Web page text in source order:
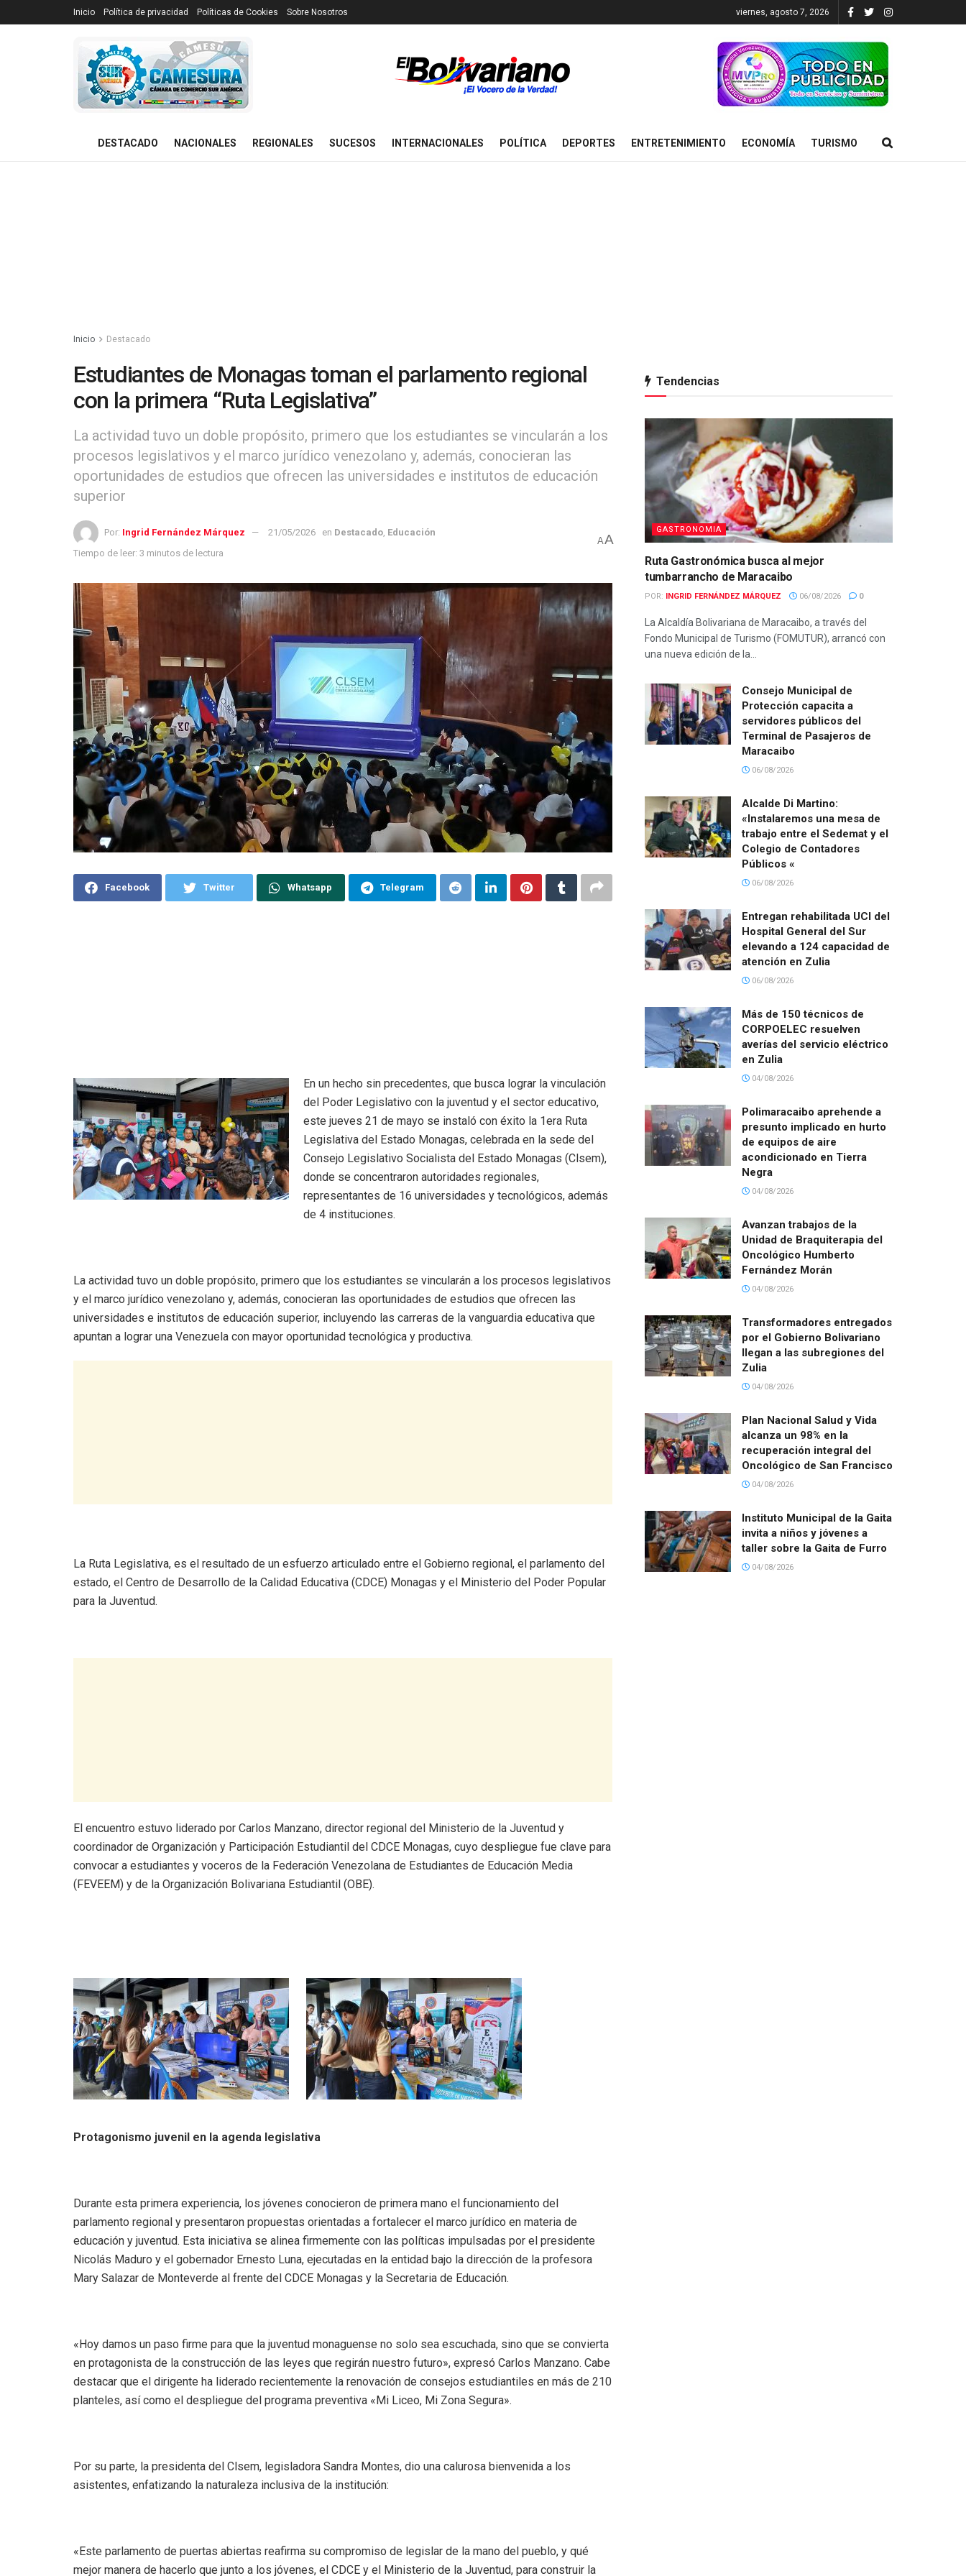
Inicio Política de privacidad Políticas de Cookies Sobre Nosotros viernes, agosto 7, 2026
DESTACADO NACIONALES REGIONALES SUCESOS INTERNACIONALES POLÍTICA DEPORTES ENTRETENIMIENTO ECONOMÍA TURISMO
Inicio Destacado
Estudiantes de Monagas toman el parlamento regional
con la primera “Ruta Legislativa”
La actividad tuvo un doble propósito, primero que los estudiantes se vincularán a los
procesos legislativos y el marco jurídico venezolano y, además, conocieran las
oportunidades de estudios que ofrecen las universidades e institutos de educación
superior
Por: Ingrid Fernández Márquez 21/05/2026 en Destacado Educación
Tiempo de leer: 3 minutos de lectura
AA
Facebook Twitter Whatsapp Telegram
En un hecho sin precedentes, que busca lograr la vinculación
del Poder Legislativo con la juventud y el sector educativo,
este jueves 21 de mayo se instaló con éxito la 1era Ruta
Legislativa del Estado Monagas, celebrada en la sede del
Consejo Legislativo Socialista del Estado Monagas (Clsem),
donde se concentraron autoridades regionales,
representantes de 16 universidades y tecnológicos, además
de 4 instituciones.
La actividad tuvo un doble propósito, primero que los estudiantes se vincularán a los procesos legislativos
y el marco jurídico venezolano y, además, conocieran las oportunidades de estudios que ofrecen las
universidades e institutos de educación superior, incluyendo las carreras de la vanguardia educativa que
apuntan a lograr una Venezuela con mayor oportunidad tecnológica y productiva.
La Ruta Legislativa, es el resultado de un esfuerzo articulado entre el Gobierno regional, el parlamento del
estado, el Centro de Desarrollo de la Calidad Educativa (CDCE) Monagas y el Ministerio del Poder Popular
para la Juventud.
El encuentro estuvo liderado por Carlos Manzano, director regional del Ministerio de la Juventud y
coordinador de Organización y Participación Estudiantil del CDCE Monagas, cuyo despliegue fue clave para
convocar a estudiantes y voceros de la Federación Venezolana de Estudiantes de Educación Media
(FEVEEM) y de la Organización Bolivariana Estudiantil (OBE).
Protagonismo juvenil en la agenda legislativa
Durante esta primera experiencia, los jóvenes conocieron de primera mano el funcionamiento del
parlamento regional y presentaron propuestas orientadas a fortalecer el marco jurídico en materia de
educación y juventud. Esta iniciativa se alinea firmemente con las políticas impulsadas por el presidente
Nicolás Maduro y el gobernador Ernesto Luna, ejecutadas en la entidad bajo la dirección de la profesora
Mary Salazar de Monteverde al frente del CDCE Monagas y la Secretaria de Educación.
«Hoy damos un paso firme para que la juventud monaguense no solo sea escuchada, sino que se convierta
en protagonista de la construcción de las leyes que regirán nuestro futuro», expresó Carlos Manzano. Cabe
destacar que el dirigente ha liderado recientemente la renovación de consejos estudiantiles en más de 210
planteles, así como el despliegue del programa preventiva «Mi Liceo, Mi Zona Segura».
Por su parte, la presidenta del Clsem, legisladora Sandra Montes, dio una calurosa bienvenida a los
asistentes, enfatizando la naturaleza inclusiva de la institución:
«Este parlamento de puertas abiertas reafirma su compromiso de legislar de la mano del pueblo, y qué
mejor manera de hacerlo que junto a los jóvenes, el CDCE y el Ministerio de la Juventud, para construir la
Tendencias
GASTRONOMIA
Ruta Gastronómica busca al mejor
tumbarrancho de Maracaibo
POR: INGRID FERNÁNDEZ MÁRQUEZ 06/08/2026 0
La Alcaldía Bolivariana de Maracaibo, a través del
Fondo Municipal de Turismo (FOMUTUR), arrancó con
una nueva edición de la...
Consejo Municipal de
Protección capacita a
servidores públicos del
Terminal de Pasajeros de
Maracaibo
06/08/2026
Alcalde Di Martino:
«Instalaremos una mesa de
trabajo entre el Sedemat y el
Colegio de Contadores
Públicos «
06/08/2026
Entregan rehabilitada UCI del
Hospital General del Sur
elevando a 124 capacidad de
atención en Zulia
06/08/2026
Más de 150 técnicos de
CORPOELEC resuelven
averías del servicio eléctrico
en Zulia
04/08/2026
Polimaracaibo aprehende a
presunto implicado en hurto
de equipos de aire
acondicionado en Tierra
Negra
04/08/2026
Avanzan trabajos de la
Unidad de Braquiterapia del
Oncológico Humberto
Fernández Morán
04/08/2026
Transformadores entregados
por el Gobierno Bolivariano
llegan a las subregiones del
Zulia
04/08/2026
Plan Nacional Salud y Vida
alcanza un 98% en la
recuperación integral del
Oncológico de San Francisco
04/08/2026
Instituto Municipal de la Gaita
invita a niños y jóvenes a
taller sobre la Gaita de Furro
04/08/2026